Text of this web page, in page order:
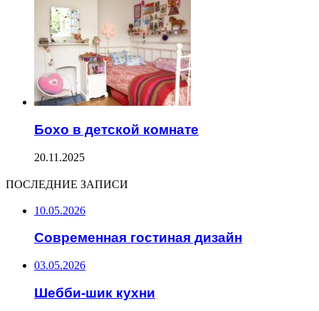
Бохо в детской комнате
20.11.2025
ПОСЛЕДНИЕ ЗАПИСИ
10.05.2026
Современная гостиная дизайн
03.05.2026
Шебби-шик кухни